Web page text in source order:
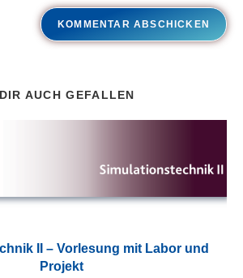
AUCH GEFALLEN
II – Vorlesung mit Labor und
Projekt